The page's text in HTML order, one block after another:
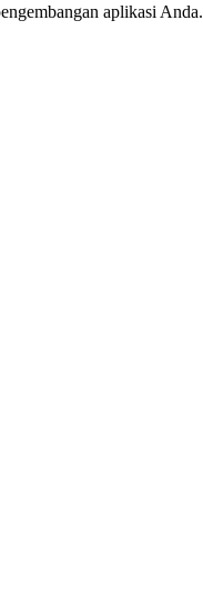
aplikasi Anda.